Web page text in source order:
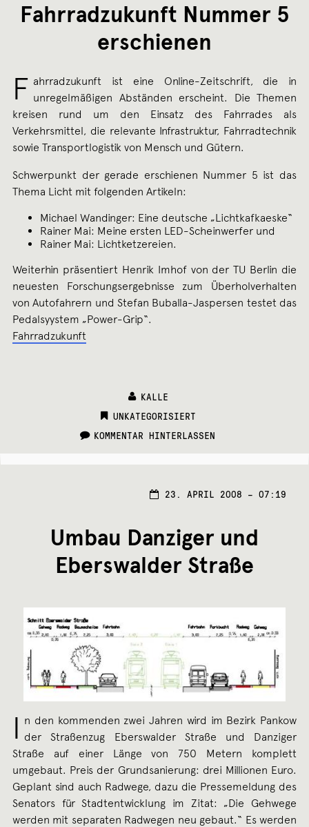
Fahrradzukunft Nummer 5
erschienen
F ahrradzukunft ist eine Online-Zeitschrift, die in
unregelmäßigen Abständen erscheint. Die Themen
kreisen rund um den Einsatz des Fahrrades als
Verkehrsmittel, die relevante Infrastruktur, Fahrradtechnik
sowie Transportlogistik von Mensch und Gütern.
Schwerpunkt der gerade erschienen Nummer 5 ist das
Thema Licht mit folgenden Artikeln:
Michael Wandinger: Eine deutsche „Lichtkafkaeske“
Rainer Mai: Meine ersten LED-Scheinwerfer und
Rainer Mai: Lichtketzereien.
Weiterhin präsentiert Henrik Imhof von der TU Berlin die
neuesten Forschungsergebnisse zum Überholverhalten
von Autofahrern und Stefan Buballa-Jaspersen testet das
Pedalsyystem „Power-Grip“.
Fahrradzukunft
KALLE
CATEGORIES:
UNKATEGORISIERT
KOMMENTAR HINTERLASSEN
23. APRIL 2008 – 07:19
Umbau Danziger und
Eberswalder Straße
I n den kommenden zwei Jahren wird im Bezirk Pankow
der Straßenzug Eberswalder Straße und Danziger
Straße auf einer Länge von 750 Metern komplett
umgebaut. Preis der Grundsanierung: drei Millionen Euro.
Geplant sind auch Radwege, dazu die Pressemeldung des
Senators für Stadtentwicklung im Zitat: „Die Gehwege
werden mit separaten Radwegen neu gebaut.“ Es werden